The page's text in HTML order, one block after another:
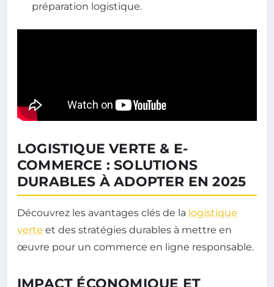
préparation logistique.
LOGISTIQUE VERTE & E-
COMMERCE : SOLUTIONS
DURABLES À ADOPTER EN 2025
Découvrez les avantages clés de la logistique
verte et des stratégies durables à mettre en
œuvre pour un commerce en ligne responsable.